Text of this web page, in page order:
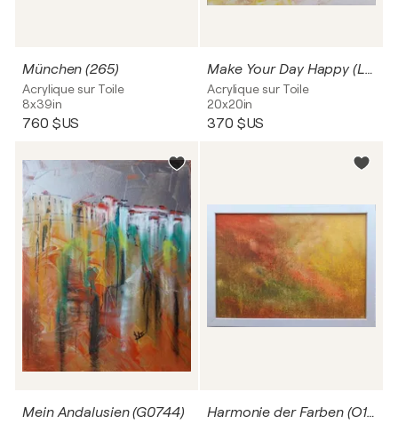
München (265)
Acrylique sur Toile
8x39in
760 $US
Make Your Day Happy (L0984)
Acrylique sur Toile
20x20in
370 $US
Mein Andalusien (G0744) Harmonie der Farben (O1149)